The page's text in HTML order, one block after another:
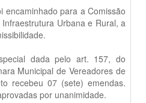
encaminhado para a Comissão
Urbana e Rural, a
dada pelo art. 157, do
Municipal de Vereadores de
recebeu 07 (sete) emendas.
por unanimidade.